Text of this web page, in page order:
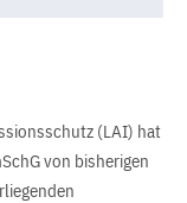
(LAI) hat
von bisherigen